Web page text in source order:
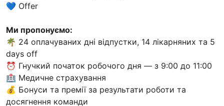
💙 Offer
Ми пропонуємо:
🌴 24 оплачуваних дні відпустки, 14 лікарняних та 5
days off
⏰ Гнучкий початок робочого дня — з 9:00 до 11:00
🏥 Медичне страхування
💰 Бонуси та премії за результати роботи та
досягнення команди